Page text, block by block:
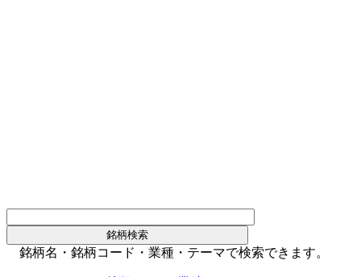
銘柄名・銘柄コード・業種・テーマで検索できます。